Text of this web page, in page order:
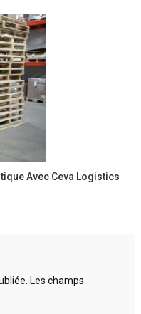
Avec Ceva Logistics
Les champs